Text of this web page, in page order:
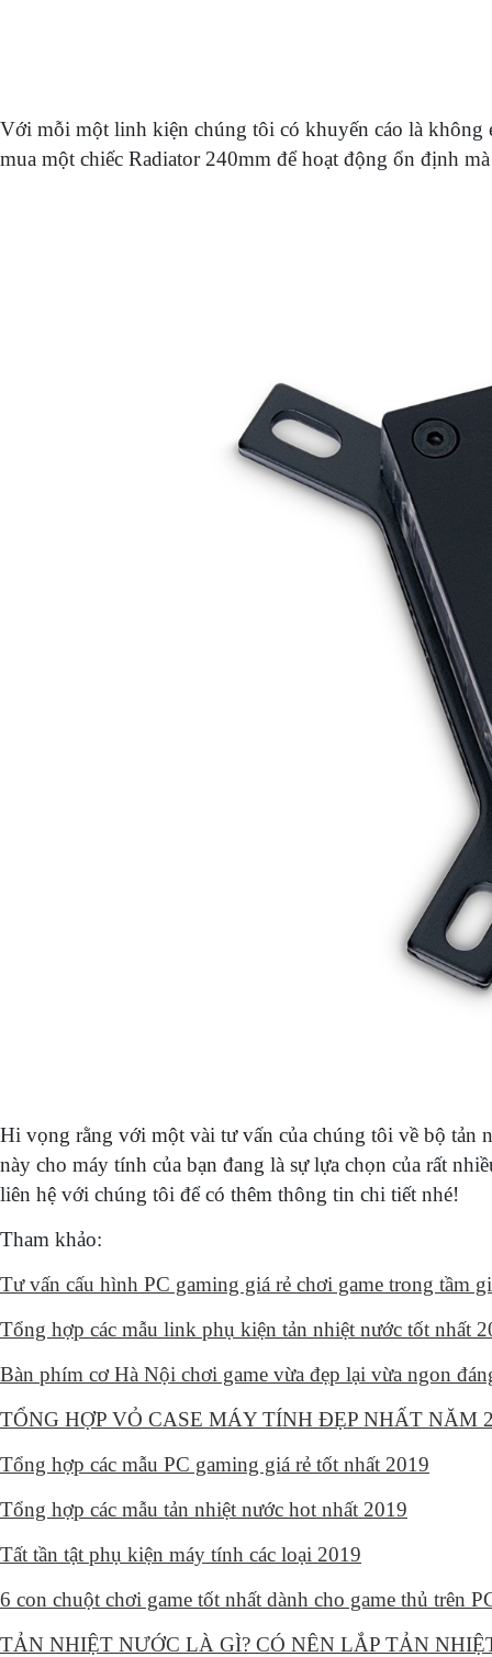
Với mỗi một linh kiện chúng tôi có khuyến cáo là
mua một chiếc Radiator 240mm để hoạt động ổn định
Hi vọng rằng với một vài tư vấn của chúng tôi về bộ tản
này cho máy tính của bạn đang là sự lựa chọn của rất
liên hệ với chúng tôi để có thêm thông tin chi tiết nhé!
Tham khảo:
Tư vấn cấu hình PC gaming giá rẻ chơi game trong tầm
Tổng hợp các mẫu link phụ kiện tản nhiệt nước tốt nhất
Bàn phím cơ Hà Nội chơi game vừa đẹp lại vừa ngon
TỔNG HỢP VỎ CASE MÁY TÍNH ĐẸP NHẤT NĂM
Tổng hợp các mẫu PC gaming giá rẻ tốt nhất 2019
Tổng hợp các mẫu tản nhiệt nước hot nhất 2019
Tất tần tật phụ kiện máy tính các loại 2019
6 con chuột chơi game tốt nhất dành cho game thủ trên
TẢN NHIỆT NƯỚC LÀ GÌ? CÓ NÊN LẮP TẢN